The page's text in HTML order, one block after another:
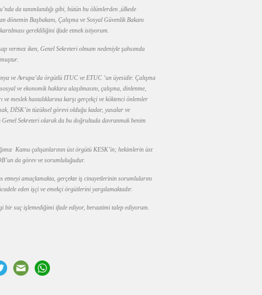
da tanımlandığı gibi, bütün bu ölümlerden ,ülkede
Başbakanı, Çalışma ve Sosyal Güvenlik Bakanı
gerekliliğini ifade etmek istiyorum.
vermez iken, Genel Sekreteri olmam nedeniyle şahsımda
ve Avrupa’da örgütlü ITUC ve ETUC ‘un üyesidir. Çalışma
ve ekonomik haklara ulaşılmasını, çalışma, dinlenme,
meslek hastalıklarına karşı gerçekçi ve köktenci önlemler
DİSK’in tüzüksel görevi olduğu kadar, yasalar ve
Sekreteri olarak da bu doğrultuda davranmak benim
Kamu çalışanlarının üst örgütü KESK’in; hekimlerin üst
da görev ve sorumluluğudur.
amaçlamakta, gerçekte iş cinayetlerinin sorumlularını
eden işçi ve emekçi örgütlerini yargılamaktadır.
bir suç işlemediğimi ifade ediyor, beraatimi talep ediyorum.